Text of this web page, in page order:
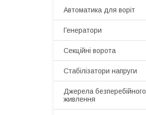
Автоматика для воріт
Генератори
Секційні ворота
Стабілізатори напруги
Джерела безперебійного
живлення